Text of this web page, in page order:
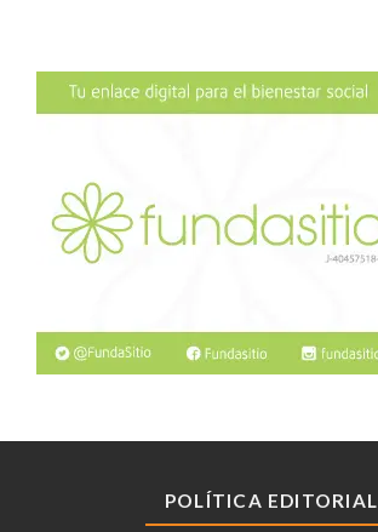
POLÍTICA EDITORIAL